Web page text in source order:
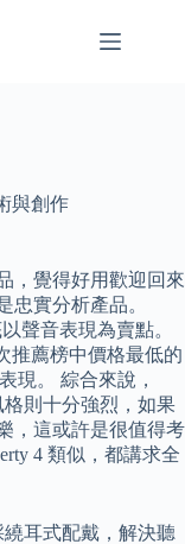
與創作
，覺得好用歡迎回來
忠實分析產品。
聲音表現為賣點。
推薦榜中價格最低的
現。 綜合來說，
格則十分強烈，如果
，這或許是很值得考
4 類似，都講求全
耳式配戴，解決聽